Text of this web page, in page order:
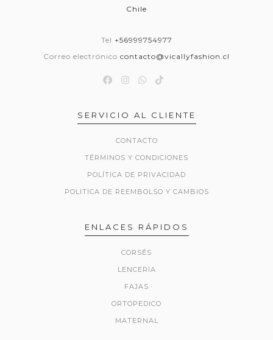
Chile
Tel +56999754977
Correo electrónico contacto@vicallyfashion.cl
SERVICIO AL CLIENTE
CONTACTO
TÉRMINOS Y CONDICIONES
POLÍTICA DE PRIVACIDAD
POLITICA DE REEMBOLSO Y CAMBIOS
ENLACES RÁPIDOS
CORSÉS
LENCERIA
FAJAS
ORTOPEDICO
MATERNAL